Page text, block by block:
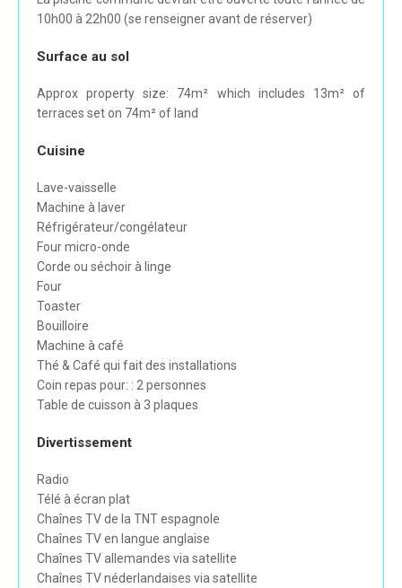
10h00 à 22h00 (se renseigner avant de réserver)
Surface au sol
Approx property size: 74m² which includes 13m² of
terraces set on 74m² of land
Cuisine
Lave-vaisselle
Machine à laver
Réfrigérateur/congélateur
Four micro-onde
Corde ou séchoir à linge
Four
Toaster
Bouilloire
Machine à café
Thé & Café qui fait des installations
Coin repas pour: : 2 personnes
Table de cuisson à 3 plaques
Divertissement
Radio
Télé à écran plat
Chaînes TV de la TNT espagnole
Chaînes TV en langue anglaise
Chaînes TV allemandes via satellite
Chaînes TV néderlandaises via satellite